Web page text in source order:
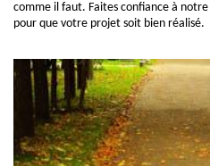
comme il faut. Faites confiance à
pour que votre projet soit bien réalisé.